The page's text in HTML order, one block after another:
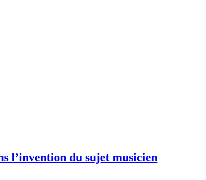
l’invention du sujet musicien